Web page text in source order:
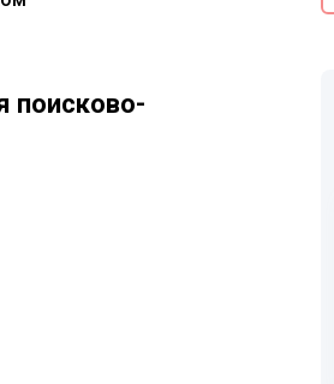
поисково-